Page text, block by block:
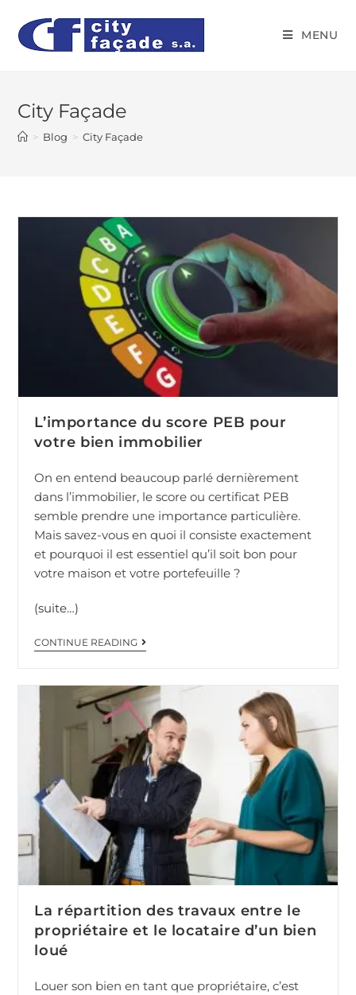
MENU
City Façade
> Blog > City Façade
L’importance du score PEB pour
votre bien immobilier
On en entend beaucoup parlé dernièrement
dans l’immobilier, le score ou certificat PEB
semble prendre une importance particulière.
Mais savez-vous en quoi il consiste exactement
et pourquoi il est essentiel qu’il soit bon pour
votre maison et votre portefeuille ?
(suite…)
CONTINUE READING
La répartition des travaux entre le
propriétaire et le locataire d’un bien
loué
Louer son bien en tant que propriétaire, c’est